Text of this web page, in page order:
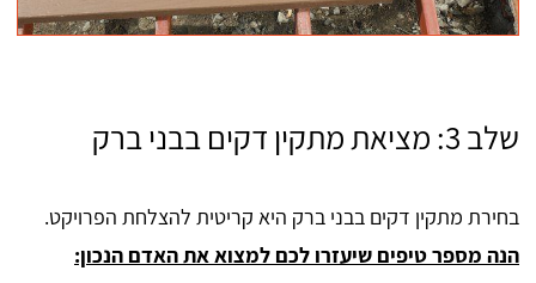
שלב 3: מציאת מתקין דקים בבני ברק
בחירת מתקין דקים בבני ברק היא קריטית להצלחת הפרויקט.
הנה מספר טיפים שיעזרו לכם למצוא את האדם הנכון: